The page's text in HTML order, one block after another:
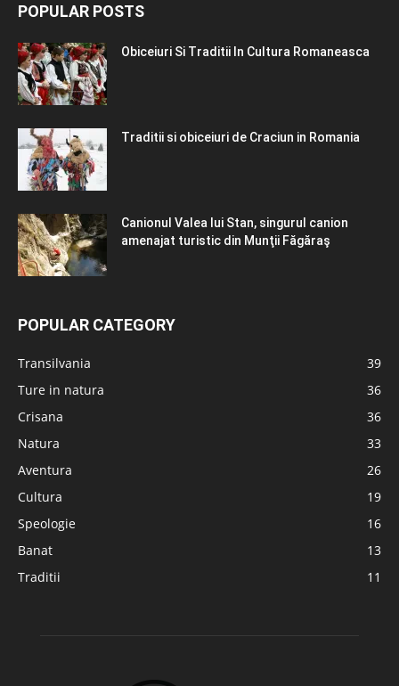
POPULAR POSTS
Obiceiuri Si Traditii In Cultura Romaneasca
Traditii si obiceiuri de Craciun in Romania
Canionul Valea lui Stan, singurul canion
amenajat turistic din Munţii Făgăraş
POPULAR CATEGORY
Transilvania
39
Ture in natura
36
Crisana
36
Natura
33
Aventura
26
Cultura
19
Speologie
16
Banat
13
Traditii
11